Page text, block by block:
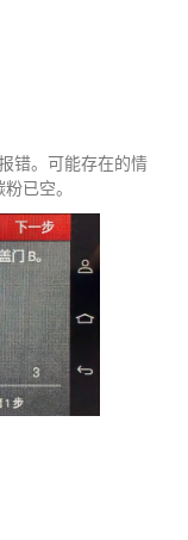
错。可能存在的情
已空。